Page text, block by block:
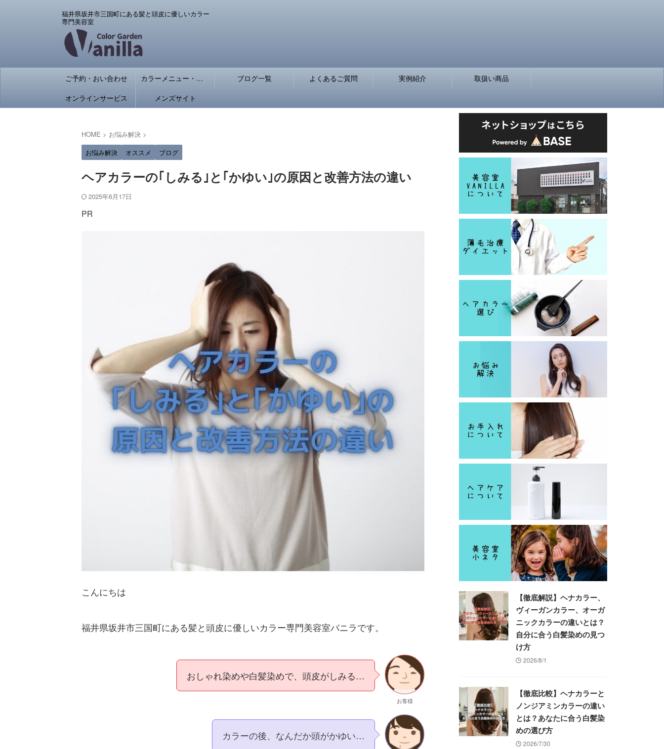
福井県坂井市三国町にある髪と頭皮に優しいカラー
専門美容室
ご予約・おい合わせ カラーメニュー・料金 ブログ一覧 よくあるご質問 実例紹介
取扱い商品
オンラインサービス
メンズサイト
HOME > お悩み解決 >
お悩み解決
オススメ ブログ
ヘアカラーの｢しみる｣と｢かゆい｣の原因と改善方法の違い
2025年6月17日
PR
こんにちは
福井県坂井市三国町にある髪と頭皮に優しいカラー専門美容室バニラです。
おしゃれ染めや白髪染めで、頭皮がしみる…
お客様
カラーの後、なんだか頭がかゆい…
【徹底解説】ヘナカラー、
ヴィーガンカラー、オーガ
ニックカラーの違いとは？
自分に合う白髪染めの見つ
け方
2026/8/1
【徹底比較】ヘナカラーと
ノンジアミンカラーの違い
とは？あなたに合う白髪染
めの選び方
2026/7/30